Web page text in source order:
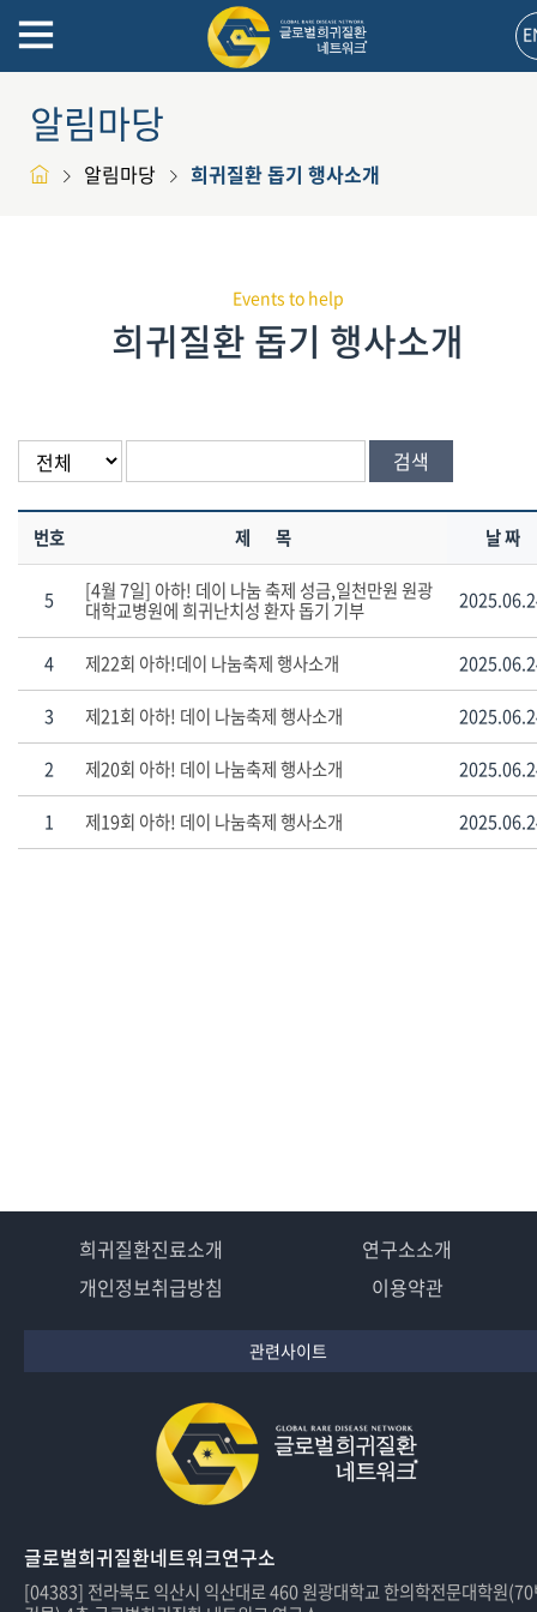
알림마당
알림마당 희귀질환 돕기 행사소개
Events to help
희귀질환 돕기 행사소개
검색
번호 제 목 날 짜
5 [4월 7일] 아하! 데이 나눔 축제 성금,일천만원 원광
대학교병원에 희귀난치성 환자 돕기 기부
4 제22회 아하!데이 나눔축제 행사소개
3
제21회 아하! 데이 나눔축제 행사소개
2
제20회 아하! 데이 나눔축제 행사소개
1
제19회 아하! 데이 나눔축제 행사소개
희귀질환진료소개
연구소소개
개인정보취급방침
이용약관
관련사이트
글로벌희귀질환네트워크연구소
[04383] 전라북도 익산시 익산대로 460 원광대학교 한의학전문대학원